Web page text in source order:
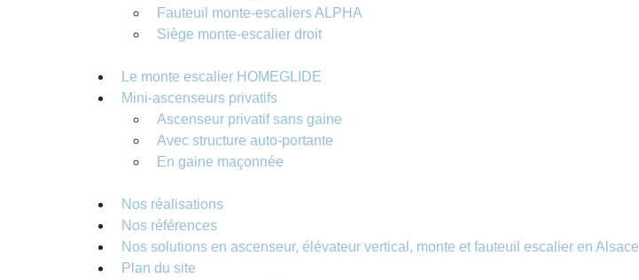
Fauteuil monte-escaliers ALPHA
Siège monte-escalier droit
Le monte escalier HOMEGLIDE
Mini-ascenseurs privatifs
Ascenseur privatif sans gaine
Avec structure auto-portante
En gaine maçonnée
Nos réalisations
Nos références
Nos solutions en ascenseur, élévateur vertical, monte et fauteuil escalier en Alsace
Plan du site